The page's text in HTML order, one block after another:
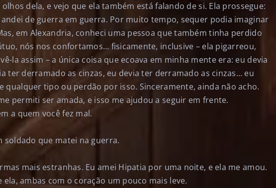
dela, e vejo que ela também está falando de si. Ela prossegue:
de guerra em guerra. Por muito tempo, sequer podia imaginar
em Alexandria, conheci uma pessoa que também tinha perdido
nós nos confortamos… fisicamente, inclusive – ela pigarreou,
la assim – a única coisa que ecoava em minha mente era: eu devia
ter derramado as cinzas, eu devia ter derramado as cinzas… eu
qualquer tipo ou perdão por isso. Sinceramente, ainda não acho.
permiti ser amada, e isso me ajudou a seguir em frente.
a quem você fez mal.
soldado que matei na guerra.
mais estranhas. Eu amei Hipatia por uma noite, e ela me amou.
ambas com o coração um pouco mais leve.